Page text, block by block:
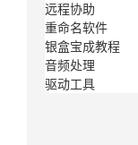
远程协助
重命名软件
银盒宝成教程
音频处理
驱动工具